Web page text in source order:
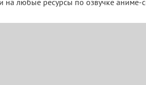
на любые ресурсы по озвучке аниме-